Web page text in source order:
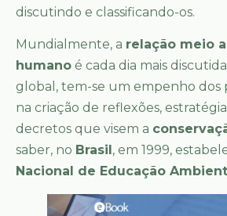
discutindo e classificando-os.
Mundialmente, a relação meio
humano é cada dia mais
global, tem-se um empenho dos
na criação de reflexões,
decretos que visem a
saber, no Brasil , em 1999,
Nacional de Educação